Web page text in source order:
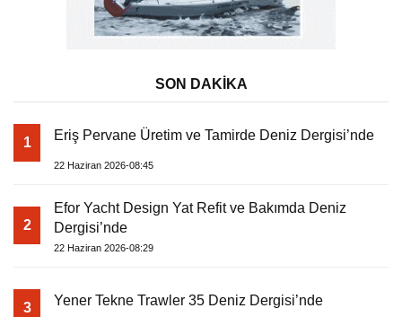
SON DAKİKA
1 Eriş Pervane Üretim ve Tamirde Deniz Dergisi’nde
22 Haziran 2026-08:45
2
Efor Yacht Design Yat Refit ve Bakımda Deniz
Dergisi’nde
22 Haziran 2026-08:29
3 Yener Tekne Trawler 35 Deniz Dergisi’nde